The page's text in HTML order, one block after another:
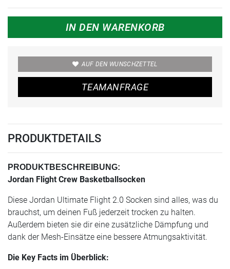
IN DEN WARENKORB
AUF DEN WUNSCHZETTEL
TEAMANFRAGE
PRODUKTDETAILS
PRODUKTBESCHREIBUNG:
Jordan Flight Crew Basketballsocken
Diese Jordan Ultimate Flight 2.0 Socken sind alles, was du
brauchst, um deinen Fuß jederzeit trocken zu halten.
Außerdem bieten sie dir eine zusätzliche Dämpfung und
dank der Mesh-Einsätze eine bessere Atmungsaktivität.
Die Key Facts im Überblick: